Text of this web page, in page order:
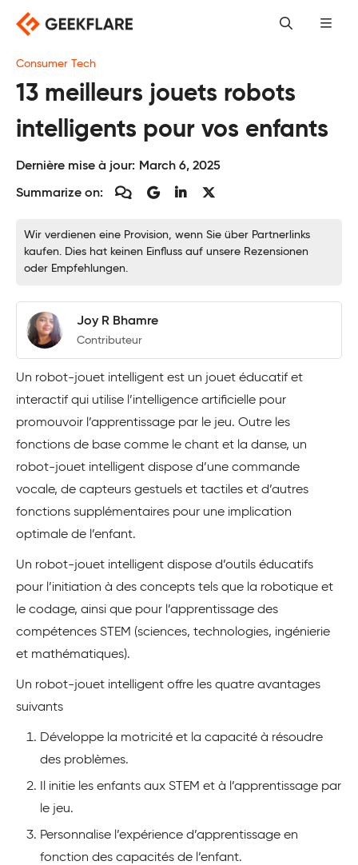
Skip
content
Consumer Tech
13 meilleurs jouets robots
intelligents pour vos enfants
Dernière mise à jour: March 6, 2025
Summarize on:
Wir verdienen eine Provision, wenn Sie über Partnerlinks
kaufen. Dies hat keinen Einfluss auf unsere Rezensionen
oder Empfehlungen.
Joy R Bhamre
Contributeur
Un robot-jouet intelligent est un jouet éducatif et
interactif qui utilise l’intelligence artificielle pour
promouvoir l’apprentissage par le jeu. Outre les
fonctions de base comme le chant et la danse, un
robot-jouet intelligent dispose d’une commande
vocale, de capteurs gestuels et tactiles et d’autres
fonctions supplémentaires pour une implication
optimale de l’enfant.
Un robot-jouet intelligent dispose d’outils éducatifs
pour l’initiation à des concepts tels que la robotique et
le codage, ainsi que pour l’apprentissage des
compétences STEM (sciences, technologies, ingénierie
et mathématiques).
Un robot-jouet intelligent offre les quatre avantages
suivants
Développe la motricité et la capacité à résoudre
des problèmes.
Il initie les enfants aux STEM et à l’apprentissage par
le jeu.
Personnalise l’expérience d’apprentissage en
fonction des capacités de l’enfant.